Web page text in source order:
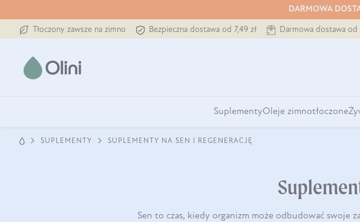
DARMOWA
Tłoczony zawsze na zimno Bezpieczna dostawa od 7,49 zł Darmowa dostawa od
SuplementyOleje zimnotłoczone
SUPLEMENTY SUPLEMENTY NA SEN I REGENERACJĘ
Sen to czas, kiedy organizm może odbudować swoje